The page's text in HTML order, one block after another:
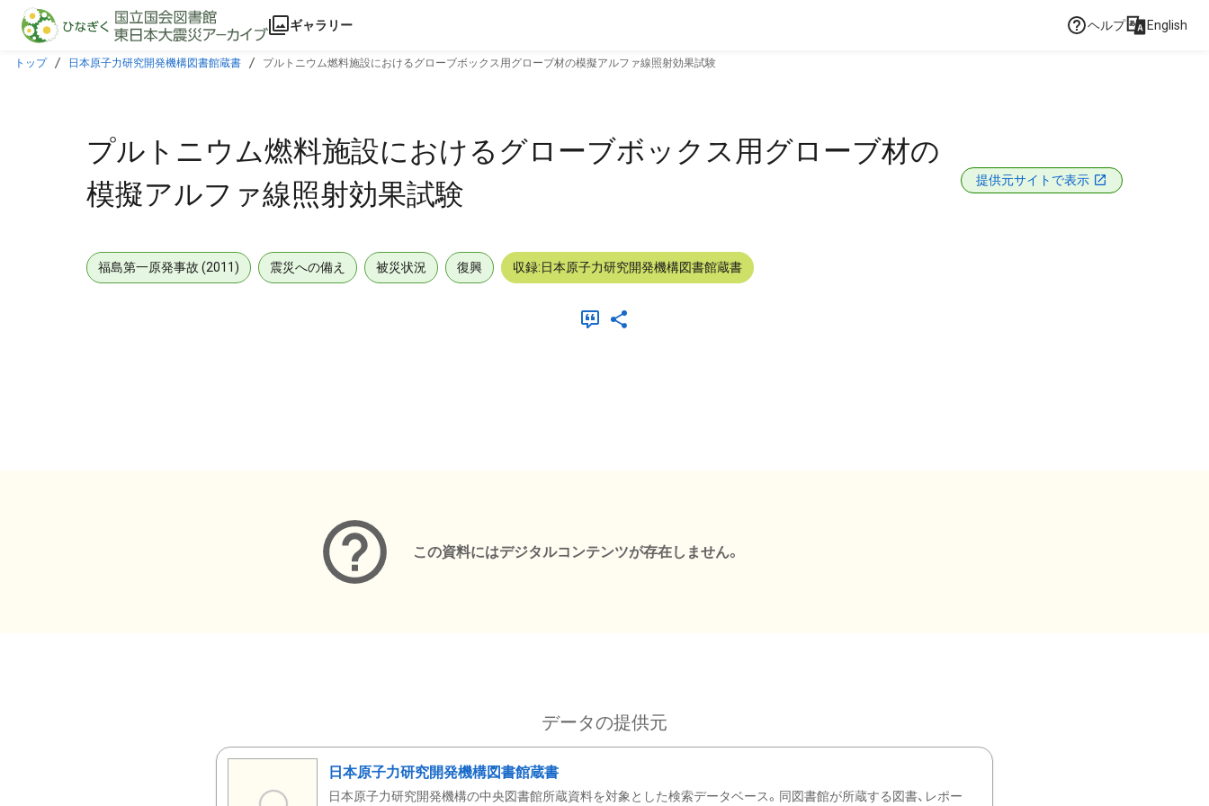
本文に飛ぶ
ギャラリー ヘルプ English
トップ 日本原子力研究開発機構図書館蔵書 プルトニウム燃料施設におけるグローブボックス用グローブ材の模擬アルファ線照射効果試験
プルトニウム燃料施設におけるグローブボックス用グローブ材の
模擬アルファ線照射効果試験
提供元サイトで表示
福島第一原発事故 (2011) 震災への備え 被災状況 復興 収録:日本原子力研究開発機構図書館蔵書
この資料にはデジタルコンテンツが存在しません。
データの提供元
日本原子力研究開発機構図書館蔵書
日本原子力研究開発機構の中央図書館所蔵資料を対象とした検索データベース。同図書館が所蔵する図書、レポー